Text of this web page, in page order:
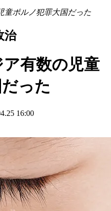
童ポルノ犯罪大国だった
治
有数の児童
った
16:00